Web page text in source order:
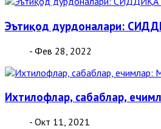
Эътиқод дурдоналари:
- Фев 28, 2022
Ихтилофлар, сабаблар,
- Окт 11, 2021